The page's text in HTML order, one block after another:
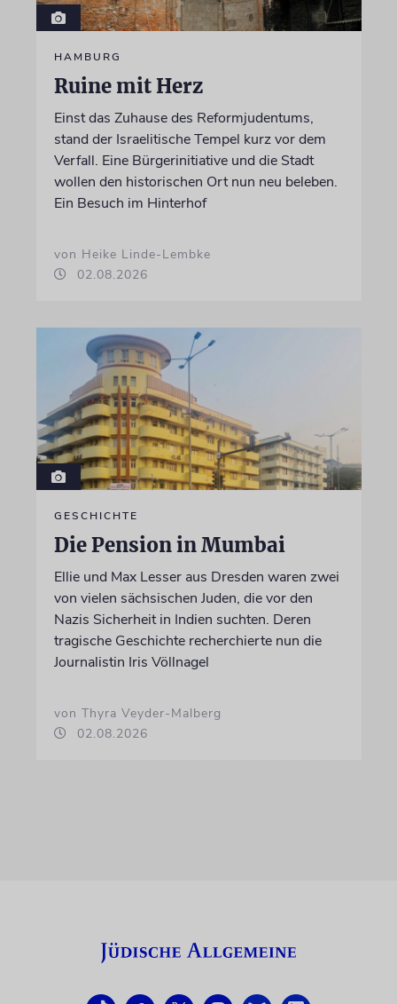
HAMBURG
Ruine mit Herz
Einst das Zuhause des Reformjudentums,
stand der Israelitische Tempel kurz vor dem
Verfall. Eine Bürgerinitiative und die Stadt
wollen den historischen Ort nun neu beleben.
Ein Besuch im Hinterhof
von Heike Linde-Lembke
02.08.2026
GESCHICHTE
Die Pension in Mumbai
Ellie und Max Lesser aus Dresden waren zwei
von vielen sächsischen Juden, die vor den
Nazis Sicherheit in Indien suchten. Deren
tragische Geschichte recherchierte nun die
Journalistin Iris Völlnagel
von Thyra Veyder-Malberg
02.08.2026